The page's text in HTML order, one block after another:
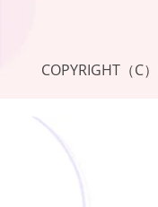
COPYRIGHT（C）